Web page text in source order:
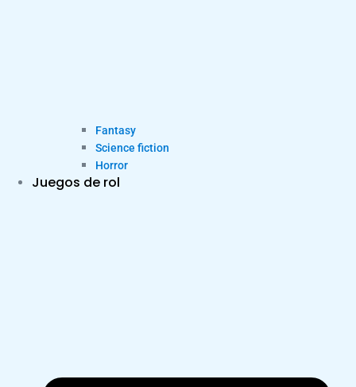
Fantasy
Science fiction
Horror
Juegos de rol